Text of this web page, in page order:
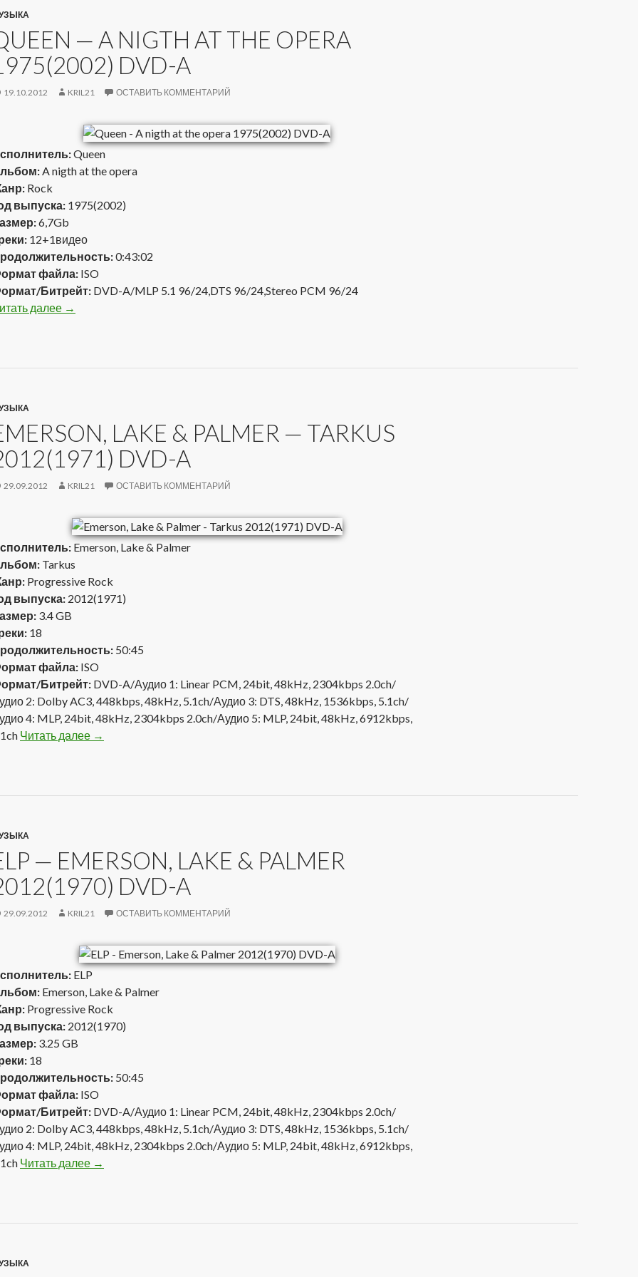
— A NIGTH AT THE OPERA
DVD-A
19.10.2012 KRIL21 ОСТАВИТЬ КОММЕНТАРИЙ
Queen
A nigth at the opera
Rock
выпуска: 1975(2002)
6,7Gb
12+1видео
0:43:02
файла: ISO
Битрейт: DVD-A/MLP 5.1 96/24,DTS 96/24,Stereo PCM 96/24
далее Queen — A nigth at the opera 1975(2002) DVD-A
→
LAKE & PALMER — TARKUS
DVD-A
29.09.2012 KRIL21 ОСТАВИТЬ КОММЕНТАРИЙ
Emerson, Lake & Palmer
Tarkus
Progressive Rock
выпуска: 2012(1971)
3.4 GB
18
50:45
файла: ISO
Битрейт: DVD-A/Аудио 1: Linear PCM, 24bit, 48kHz, 2304kbps 2.0ch/
2: Dolby AC3, 448kbps, 48kHz, 5.1ch/Аудио 3: DTS, 48kHz, 1536kbps, 5.1ch/
4: MLP, 24bit, 48kHz, 2304kbps 2.0ch/Аудио 5: MLP, 24bit, 48kHz, 6912kbps,
Читать далее Emerson, Lake & Palmer — Tarkus 2012(1971) DVD-A
→
— EMERSON, LAKE & PALMER
DVD-A
29.09.2012 KRIL21 ОСТАВИТЬ КОММЕНТАРИЙ
ELP
Emerson, Lake & Palmer
Progressive Rock
выпуска: 2012(1970)
3.25 GB
18
50:45
файла: ISO
Битрейт: DVD-A/Аудио 1: Linear PCM, 24bit, 48kHz, 2304kbps 2.0ch/
2: Dolby AC3, 448kbps, 48kHz, 5.1ch/Аудио 3: DTS, 48kHz, 1536kbps, 5.1ch/
4: MLP, 24bit, 48kHz, 2304kbps 2.0ch/Аудио 5: MLP, 24bit, 48kHz, 6912kbps,
Читать далее ELP — Emerson, Lake & Palmer 2012(1970) DVD-A
→